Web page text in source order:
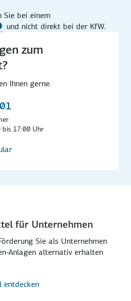
Sie bei einem
und nicht direkt bei der KfW.
zum
Ihnen gerne.
bis 17:00 Uhr
für Unternehmen
Sie als Unternehmen
Anlagen alternativ erhalten
entdecken